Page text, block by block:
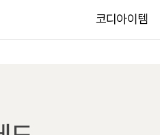
코디아이템